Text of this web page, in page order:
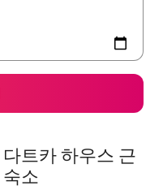
트카 하우스 근
소